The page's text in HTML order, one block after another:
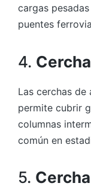
cargas
puentes
4.
Las cerchas
permite cubrir
columnas
común en
5.